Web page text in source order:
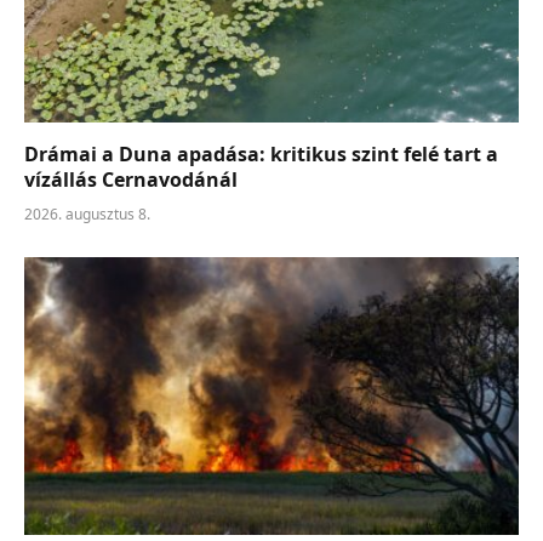
Drámai a Duna apadása: kritikus szint felé tart a
vízállás Cernavodánál
2026. augusztus 8.